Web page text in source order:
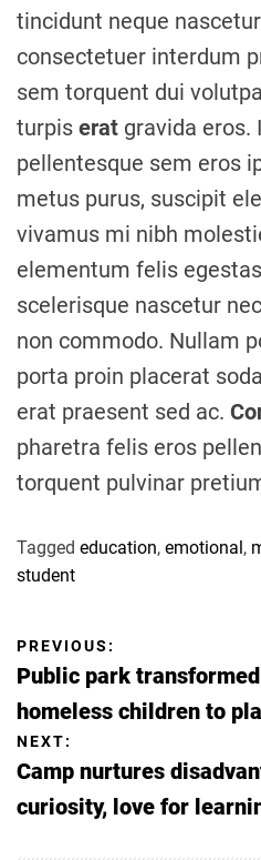
tincidunt neque
consectetuer interdum
sem torquent dui
turpis erat gravida eros.
pellentesque sem eros
metus purus, suscipit
vivamus mi nibh
elementum felis
scelerisque nascetur
non commodo. Nullam
porta proin placerat
erat praesent sed ac.
pharetra felis eros
torquent pulvinar
Tagged education, emotional,
student
P
o
s
t
PREVIOUS:
Public park
homeless children to
NEXT:
Camp nurtures
curiosity, love for